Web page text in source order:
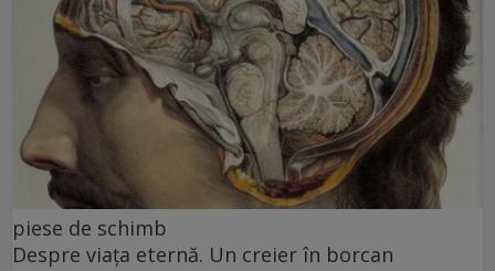
piese de schimb
Despre viața eternă. Un creier în borcan